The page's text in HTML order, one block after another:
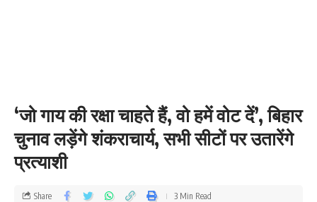
‘जो गाय की रक्षा चाहते हैं, वो हमें वोट दें’, बिहार
चुनाव लड़ेंगे शंकराचार्य, सभी सीटों पर उतारेंगे
प्रत्याशी
Share 3 Min Read